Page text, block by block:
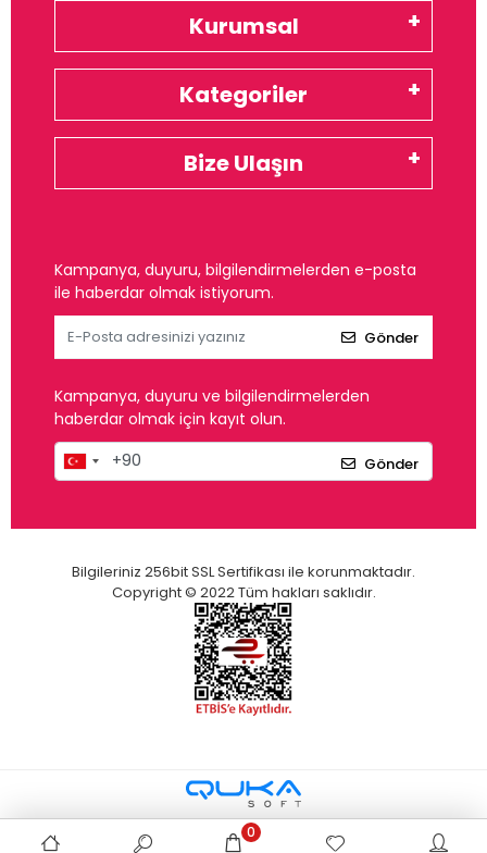
Kurumsal
Kategoriler
Bize Ulaşın
Kampanya, duyuru, bilgilendirmelerden e-posta
ile haberdar olmak istiyorum.
Gönder
Kampanya, duyuru ve bilgilendirmelerden
haberdar olmak için kayıt olun.
Gönder
Bilgileriniz 256bit SSL Sertifikası ile korunmaktadır.
Copyright © 2022 Tüm hakları saklıdır.
0